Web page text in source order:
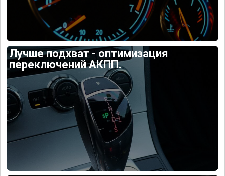
Лучше подхват - оптимизация
переключений АКПП.